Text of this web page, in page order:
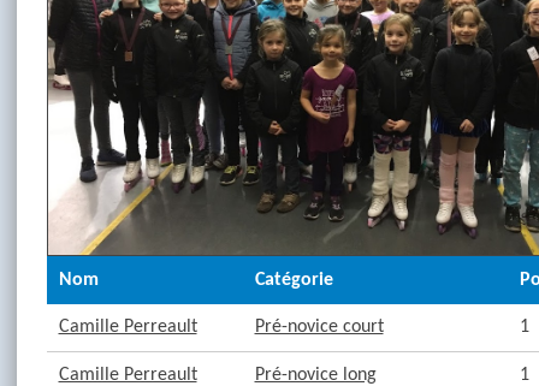
Nom Catégorie
Camille Perreault Pré-novice court 1
Camille Perreault Pré-novice long 1